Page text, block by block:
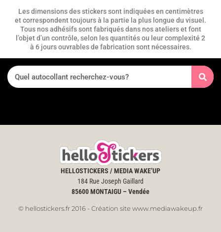
Les dimensions des stickers sont indiquées en centimètres
et correspondent toujours à la partie la plus longue du visuel.
Tous nos adhésifs sont fabriqués dans nos ateliers et font
l’objet d’un contrôle, selon les quantités ou leur complexité 2
à 6 jours ouvrables de fabrication sont nécessaires.
HELLOSTICKERS / MEDIA WAKE’UP
184 Rue Joseph Gaillard
85600MONTAIGU – Vendée
© hellostickers.fr 2016 - Création site www.mediawakeup.fr